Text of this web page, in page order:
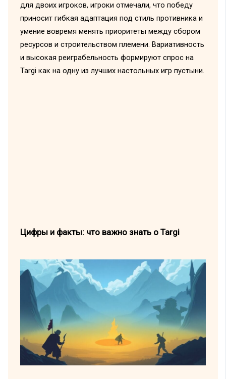
для двоих игроков, игроки отмечали, что победу
приносит гибкая адаптация под стиль противника и
умение вовремя менять приоритеты между сбором
ресурсов и строительством племени. Вариативность
и высокая реиграбельность формируют спрос на
Targi как на одну из лучших настольных игр пустыни.
Цифры и факты: что важно знать о Targi